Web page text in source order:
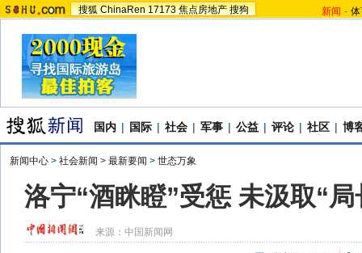
搜狐 ChinaRen 17173 焦点房地产 搜狗 新闻 -
国内 | 国际 | 社会 | 军事 | 公益 | 评论 | 社区 | 博
新闻中心 > 社会新闻 > 最新要闻 > 世态万象
洛宁“酒眯瞪”受惩 未汲取“
来源： 中国新闻网